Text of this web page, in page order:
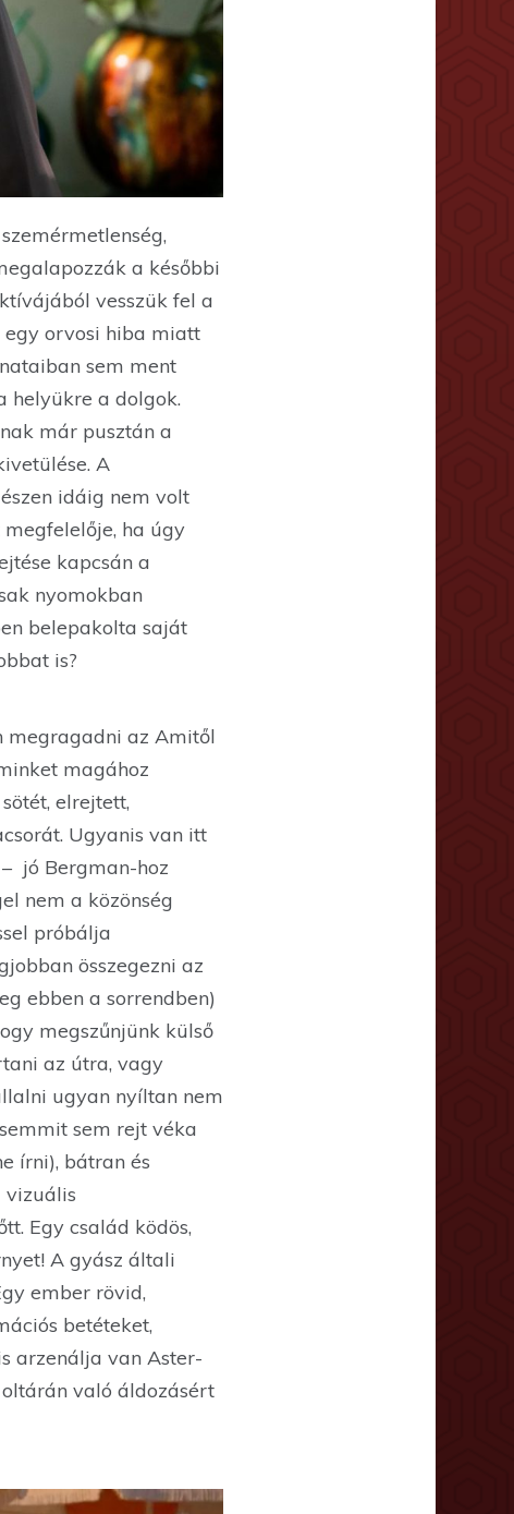
a későbbi
vesszük fel a
orvosi hiba miatt
sem ment
helyükre a dolgok.
már pusztán a
A
idáig nem volt
ha úgy
kapcsán a
nyomokban
belepakolta saját
is?
megragadni az Amitől
magához
elrejtett,
Ugyanis van itt
jó Bergman-hoz
nem a közönség
próbálja
összegezni az
ebben a sorrendben)
megszűnjünk külső
az útra, vagy
ugyan nyíltan nem
sem rejt véka
írni), bátran és
vizuális
Egy család ködös,
A gyász általi
ember rövid,
betéteket,
arzenálja van Aster-
való áldozásért